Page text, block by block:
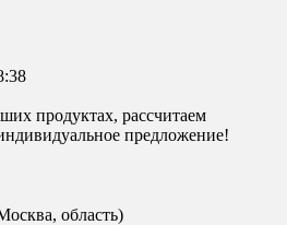
продуктах, рассчитаем
предложение!
область)